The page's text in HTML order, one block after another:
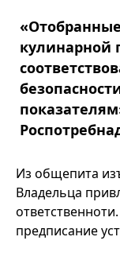
кулинарной
Из общепита
Владельца
предписание